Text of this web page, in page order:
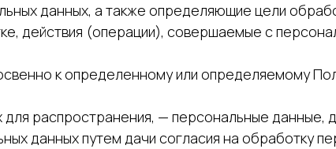
данных, а также определяющие цели
действия (операции), совершаемые с
к определенному или определяемому
распространения, — персональные данные,
данных путем дачи согласия на обработку